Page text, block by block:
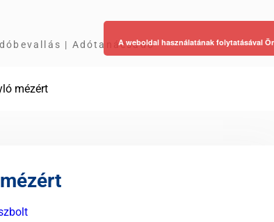
| Adótanácsadó
mézért
A weboldal használatának folytatásával